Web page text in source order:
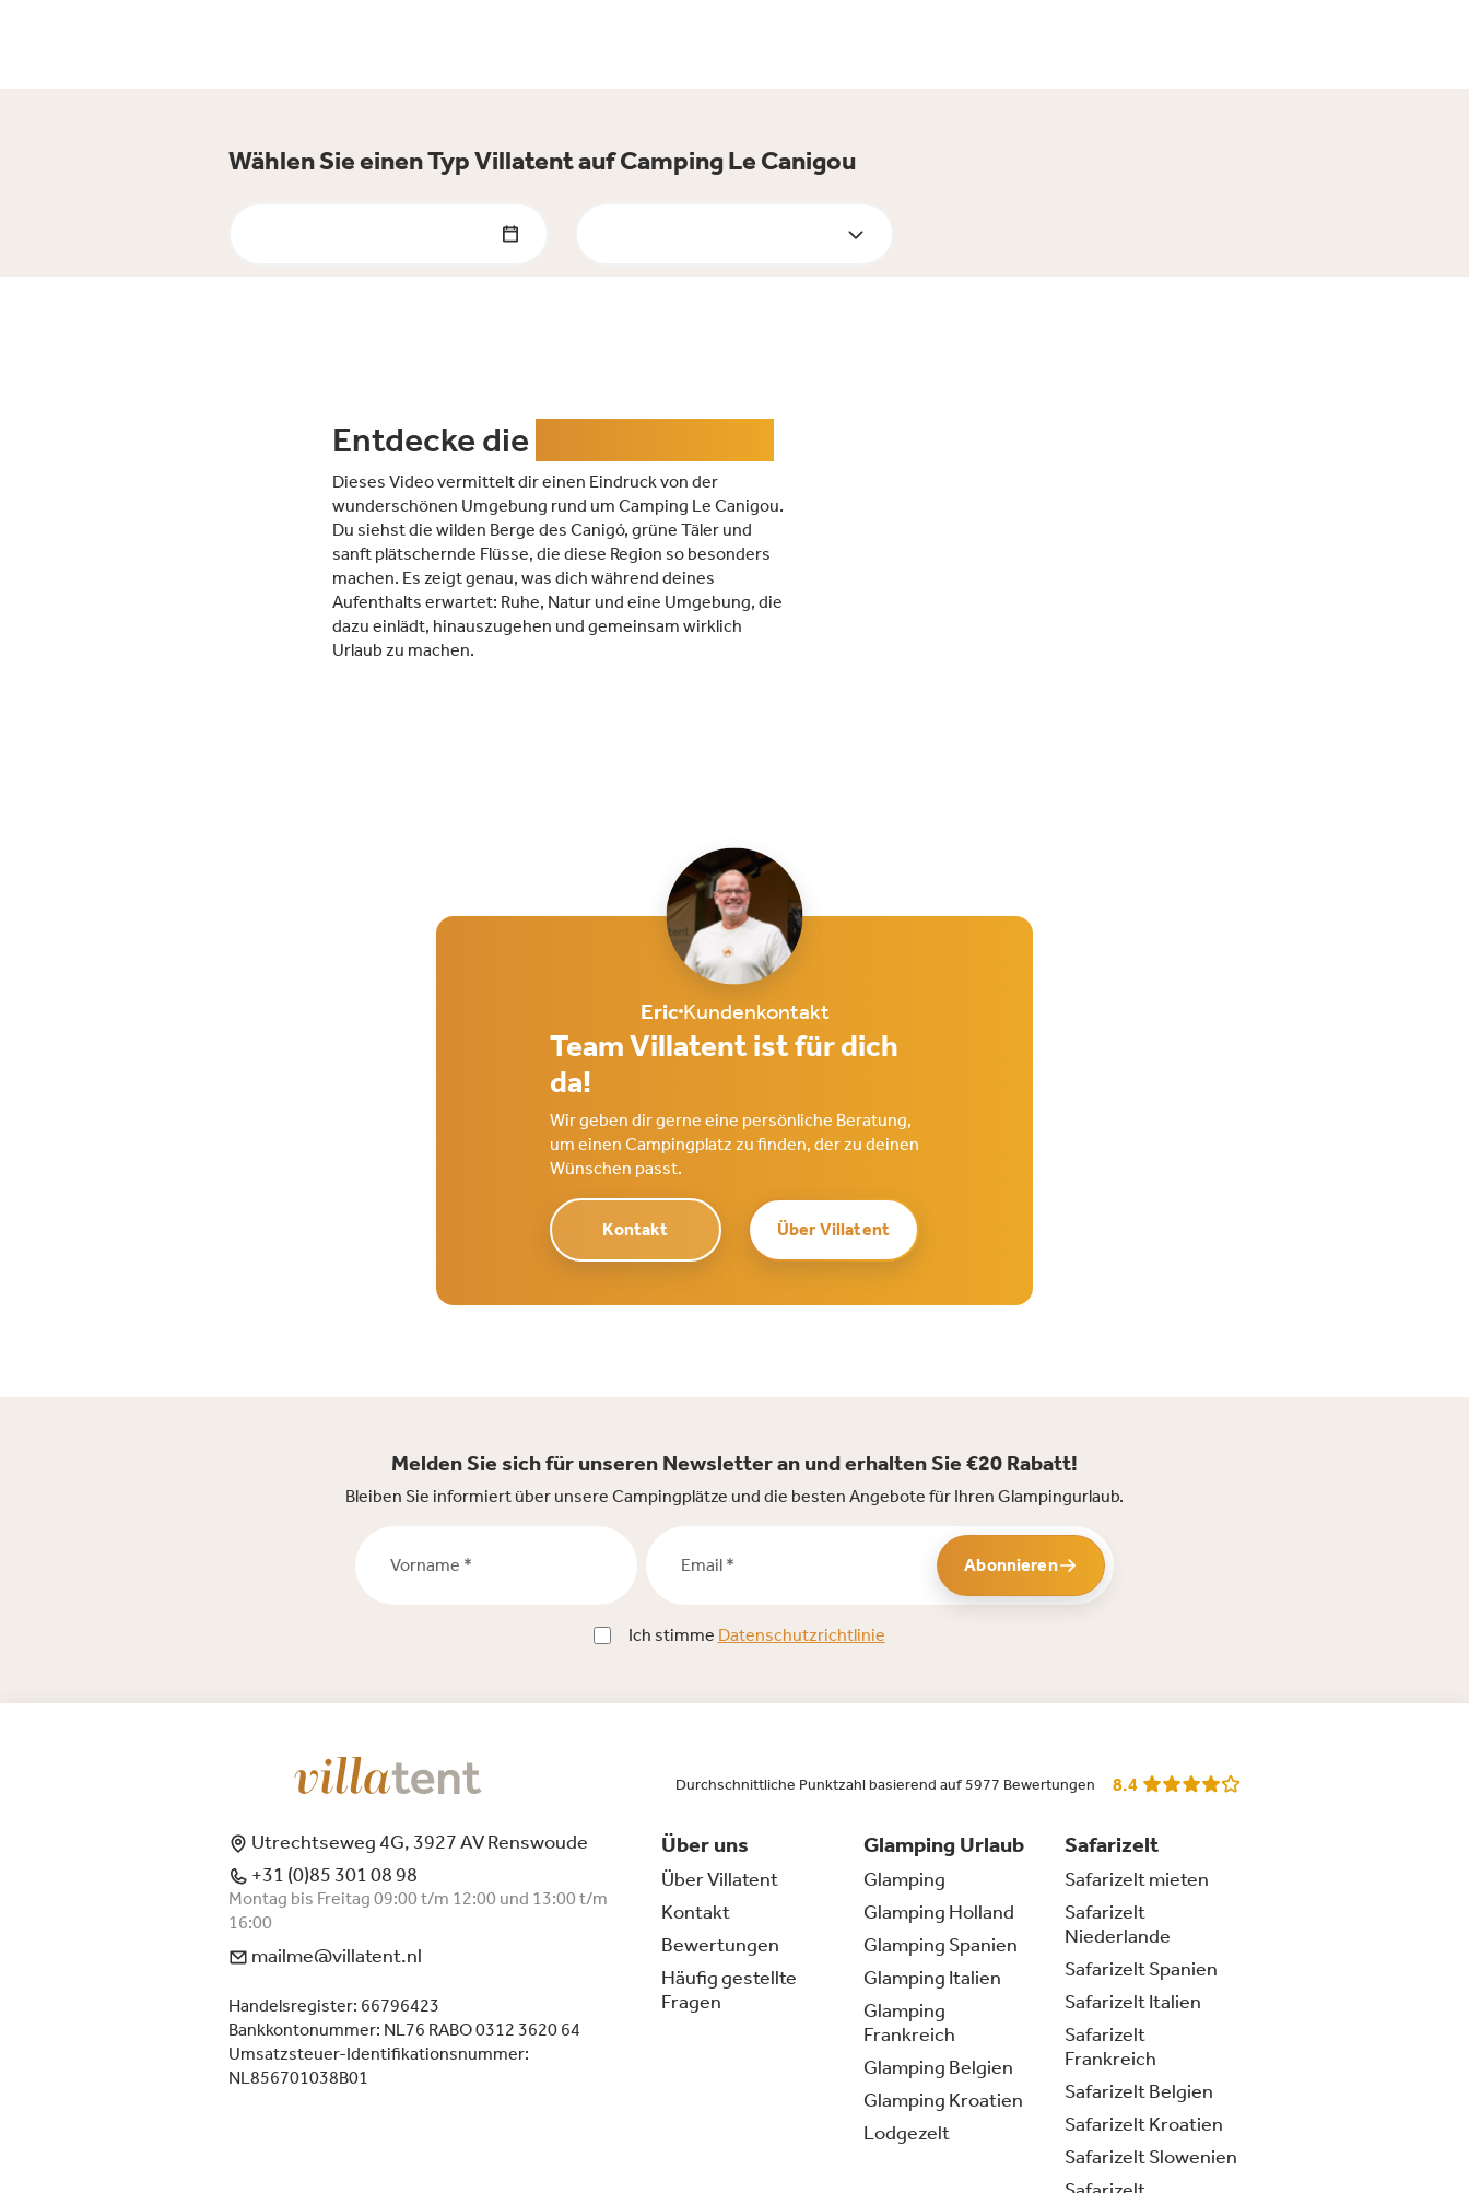
Wählen Sie einen Typ Villatent auf Camping Le Canigou
Entdecke die
Dieses Video vermittelt dir einen Eindruck von der
wunderschönen Umgebung rund um Camping Le Canigou.
Du siehst die wilden Berge des Canigó, grüne Täler und
sanft plätschernde Flüsse, die diese Region so besonders
machen. Es zeigt genau, was dich während deines
Aufenthalts erwartet: Ruhe, Natur und eine Umgebung, die
dazu einlädt, hinauszugehen und gemeinsam wirklich
Urlaub zu machen.
EricKundenkontakt
Team Villatent ist für dich
da!
Wir geben dir gerne eine persönliche Beratung,
um einen Campingplatz zu finden, der zu deinen
Wünschen passt.
Kontakt Über Villatent
Melden Sie sich für unseren Newsletter an und erhalten Sie €20 Rabatt!
Bleiben Sie informiert über unsere Campingplätze und die besten Angebote für Ihren Glampingurlaub.
Abonnieren
Ich stimme Datenschutzrichtlinie
Durchschnittliche Punktzahl basierend auf 5977 Bewertungen 8.4
Utrechtseweg 4G, 3927 AV Renswoude
+31 (0)85 301 08 98
Montag bis Freitag 09:00 t/m 12:00 und 13:00 t/m
16:00
mailme@villatent.nl
Handelsregister: 66796423
Bankkontonummer: NL76 RABO 0312 3620 64
Umsatzsteuer-Identifikationsnummer:
NL856701038B01
Über uns
Über Villatent
Kontakt
Bewertungen
Häufig gestellte
Fragen
Glamping Urlaub
Glamping
Glamping Holland
Glamping Spanien
Glamping Italien
Glamping
Frankreich
Glamping Belgien
Glamping Kroatien
Lodgezelt
Safarizelt
Safarizelt mieten
Safarizelt
Niederlande
Safarizelt Spanien
Safarizelt Italien
Safarizelt
Frankreich
Safarizelt Belgien
Safarizelt Kroatien
Safarizelt Slowenien